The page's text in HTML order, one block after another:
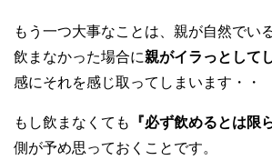
もう一つ大事なことは、親が自然でい
飲まなかった場合に親がイラっとして
感にそれを感じ取ってしまいます・・
もし飲まなくても 『必ず飲めるとは限
側が予め思っておくことです。